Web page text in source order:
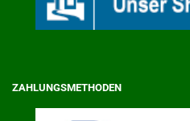
ZAHLUNGSMETHODEN